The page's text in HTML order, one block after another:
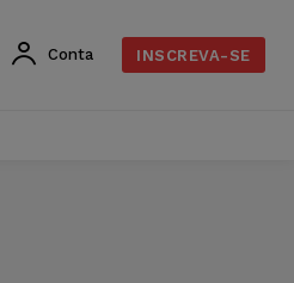
Conta INSCREVA-SE